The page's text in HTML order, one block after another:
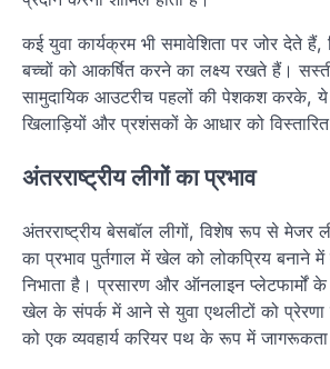
कई युवा कार्यक्रम भी समावेशिता पर जोर देते हैं,
बच्चों को आकर्षित करने का लक्ष्य रखते हैं।
सामुदायिक आउटरीच पहलों की पेशकश करके, ये
खिलाड़ियों और प्रशंसकों के आधार को
अंतरराष्ट्रीय लीगों का प्रभाव
अंतरराष्ट्रीय बेसबॉल लीगों, विशेष रूप से मेजर
का प्रभाव पुर्तगाल में खेल को लोकप्रिय बनाने में
निभाता है। प्रसारण और ऑनलाइन प्लेटफार्मों
खेल के संपर्क में आने से युवा एथलीटों को प्रेरणा
को एक व्यवहार्य करियर पथ के रूप में जागरूकता